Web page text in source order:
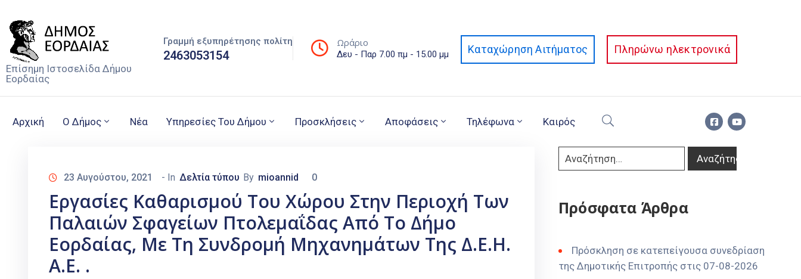
Επίσημη Ιστοσελίδα Δήμου
Εορδαίας
Γραμμή εξυπηρέτησης πολίτη
2463053154
Ωράριο
Δευ - Παρ 7.00 πμ - 15.00 μμ Καταχώρηση Αιτήματος Πληρώνω ηλεκτρονικά
Αρχική Ο Δήμος Νέα Υπηρεσίες Του Δήμου Προσκλήσεις Αποφάσεις Τηλέφωνα Καιρός
23 Αυγούστου, 2021 - In Δελτία τύπου By mioannid 0
Εργασίες Καθαρισμού Του Χώρου Στην Περιοχή Των
Παλαιών Σφαγείων Πτολεμαΐδας Από Το Δήμο
Εορδαίας, Με Τη Συνδρομή Μηχανημάτων Της Δ.Ε.Η.
Α.Ε. .
Πρόσφατα Άρθρα
Πρόσκληση σε κατεπείγουσα συνεδρίαση
της Δημοτικής Επιτροπής στις 07-08-2026